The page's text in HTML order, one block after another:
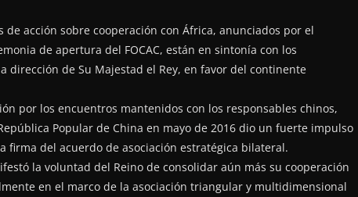
acción sobre cooperación con África, anunciados por el
de apertura del FOCAC, están en sintonía con los
dirección de Su Majestad el Rey, en favor del continente
por los encuentros mantenidos con los responsables chinos,
Popular de China en mayo de 2016 dio un fuerte impulso
firma del acuerdo de asociación estratégica bilateral.
la voluntad del Reino de consolidar aún más su cooperación
en el marco de la asociación triangular y multidimensional